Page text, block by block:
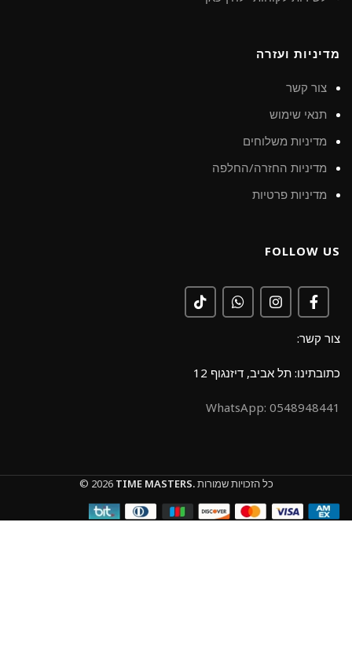
מדיניות ועזרה
צור קשר
תנאי שימוש
מדיניות משלוחים
מדיניות החזרה/החלפה
מדיניות פרטיות
FOLLOW US
צור קשר:
כתובתינו: תל אביב, דיזנגוף 12
0548948441 :WhatsApp
© 2026 TIME MASTERS.כל הזכויות שמורות